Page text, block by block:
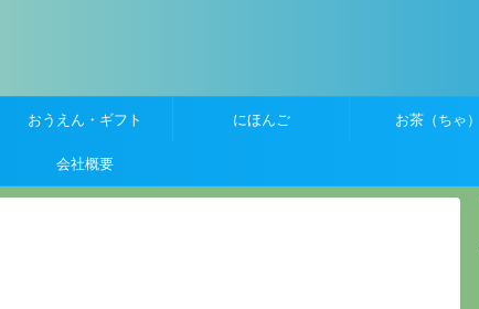
おうえん・ギフト にほんご お茶（ちゃ）
会社概要